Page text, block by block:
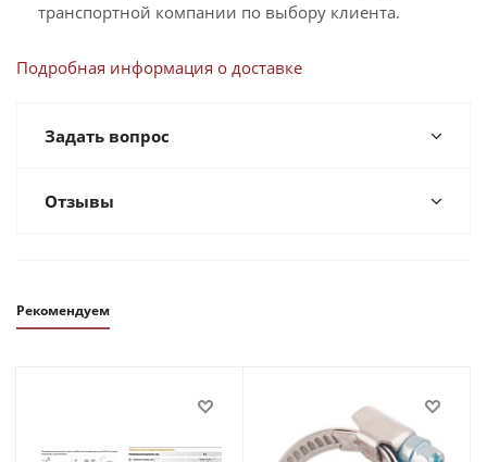
транспортной компании по выбору клиента.
Подробная информация о доставке
Задать вопрос
Отзывы
Рекомендуем